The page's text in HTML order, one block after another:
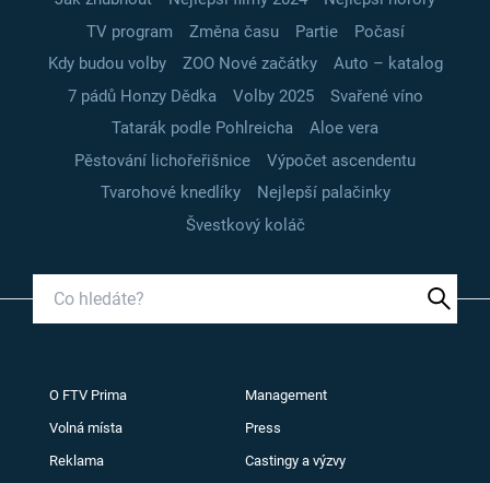
TV program
Změna času Partie
Počasí
Kdy budou volby
ZOO Nové začátky
Auto – katalog
7 pádů Honzy Dědka
Volby 2025
Svařené víno
Tatarák podle Pohlreicha
Aloe vera
Pěstování lichořeřišnice
Výpočet ascendentu
Tvarohové knedlíky
Nejlepší palačinky
Švestkový koláč
O FTV Prima Management
Volná místa Press
Reklama Castingy a výzvy